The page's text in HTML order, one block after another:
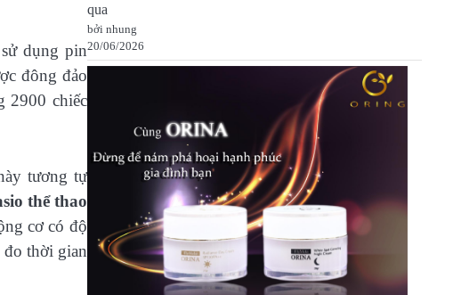
dụng pin
đông đảo
2900 chiếc
tương tự
thể thao
cơ có độ
đo thời gian
qua
bởi nhung
20/06/2026